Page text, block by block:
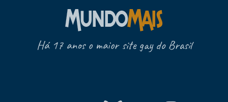
Há 17 anos o maior site gay do Brasil